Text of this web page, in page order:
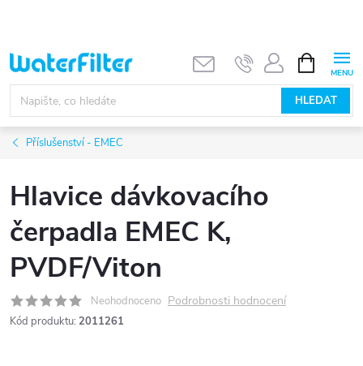
obsah
HLEDAT
NÁKUPNÍ
KOŠÍK
Příslušenství - EMEC
Hlavice dávkovacího
čerpadla EMEC K,
PVDF/Viton
Neohodnoceno Podrobnosti hodnocení
Kód produktu: 2011261